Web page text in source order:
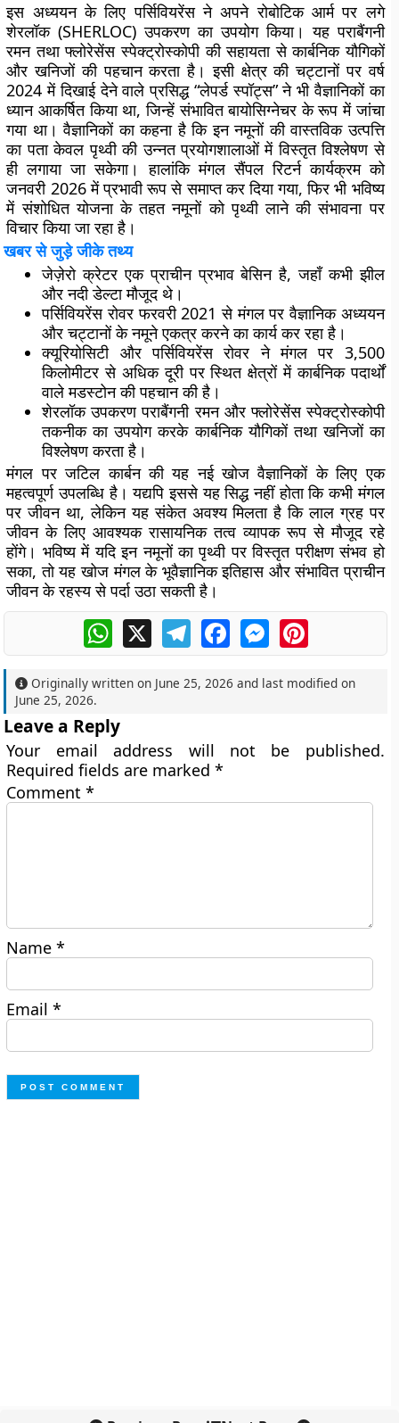
इस अध्ययन के लिए पर्सिवियरेंस ने अपने रोबोटिक आर्म पर लगे
शेरलॉक (SHERLOC) उपकरण का उपयोग किया। यह पराबैंगनी
रमन तथा फ्लोरेसेंस स्पेक्ट्रोस्कोपी की सहायता से कार्बनिक यौगिकों
और खनिजों की पहचान करता है। इसी क्षेत्र की चट्टानों पर वर्ष
2024 में दिखाई देने वाले प्रसिद्ध “लेपर्ड स्पॉट्स” ने भी वैज्ञानिकों का
ध्यान आकर्षित किया था, जिन्हें संभावित बायोसिग्नेचर के रूप में जांचा
गया था। वैज्ञानिकों का कहना है कि इन नमूनों की वास्तविक उत्पत्ति
का पता केवल पृथ्वी की उन्नत प्रयोगशालाओं में विस्तृत विश्लेषण से
ही लगाया जा सकेगा। हालांकि मंगल सैंपल रिटर्न कार्यक्रम को
जनवरी 2026 में प्रभावी रूप से समाप्त कर दिया गया, फिर भी भविष्य
में संशोधित योजना के तहत नमूनों को पृथ्वी लाने की संभावना पर
विचार किया जा रहा है।
खबर से जुड़े जीके तथ्य
जेज़ेरो क्रेटर एक प्राचीन प्रभाव बेसिन है, जहाँ कभी झील
और नदी डेल्टा मौजूद थे।
पर्सिवियरेंस रोवर फरवरी 2021 से मंगल पर वैज्ञानिक अध्ययन
और चट्टानों के नमूने एकत्र करने का कार्य कर रहा है।
क्यूरियोसिटी और पर्सिवियरेंस रोवर ने मंगल पर 3,500
किलोमीटर से अधिक दूरी पर स्थित क्षेत्रों में कार्बनिक पदार्थों
वाले मडस्टोन की पहचान की है।
शेरलॉक उपकरण पराबैंगनी रमन और फ्लोरेसेंस स्पेक्ट्रोस्कोपी
तकनीक का उपयोग करके कार्बनिक यौगिकों तथा खनिजों का
विश्लेषण करता है।
मंगल पर जटिल कार्बन की यह नई खोज वैज्ञानिकों के लिए एक
महत्वपूर्ण उपलब्धि है। यद्यपि इससे यह सिद्ध नहीं होता कि कभी मंगल
पर जीवन था, लेकिन यह संकेत अवश्य मिलता है कि लाल ग्रह पर
जीवन के लिए आवश्यक रासायनिक तत्व व्यापक रूप से मौजूद रहे
होंगे। भविष्य में यदि इन नमूनों का पृथ्वी पर विस्तृत परीक्षण संभव हो
सका, तो यह खोज मंगल के भूवैज्ञानिक इतिहास और संभावित प्राचीन
जीवन के रहस्य से पर्दा उठा सकती है।
WhatsApp
X TelegramFacebookMessengerPinterest
Originally written on June 25, 2026 and last modified on
June 25, 2026.
Leave a Reply
Your email address will not be published.
Required fields are marked*
Comment*
Name*
Email*